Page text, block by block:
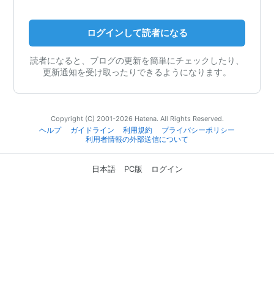
ログインして読者になる
読者になると、ブログの更新を簡単にチェックしたり、
更新通知を受け取ったりできるようになります。
Copyright (C) 2001-2026 Hatena. All Rights Reserved.
ヘルプ
ガイドライン 利用規約
プライバシーポリシー
利用者情報の外部送信について
日本語 PC版 ログイン